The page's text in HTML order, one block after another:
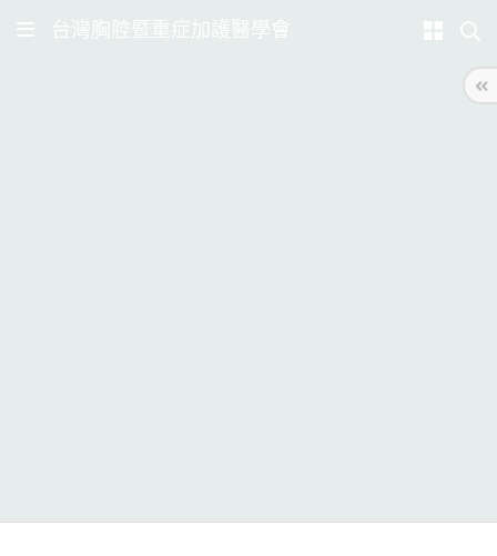
台灣胸腔暨重症加護醫學會